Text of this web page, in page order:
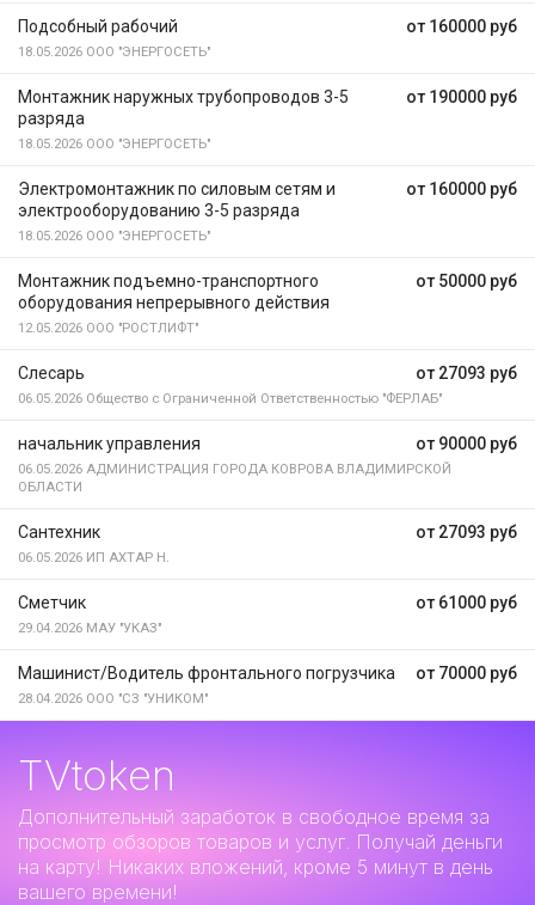
от 160000 руб
Подсобный рабочий
18.05.2026 ООО "ЭНЕРГОСЕТЬ"
от 190000 руб
Монтажник наружных трубопроводов 3-5
разряда
18.05.2026 ООО "ЭНЕРГОСЕТЬ"
от 160000 руб
Электромонтажник по силовым сетям и
электрооборудованию 3-5 разряда
18.05.2026 ООО "ЭНЕРГОСЕТЬ"
от 50000 руб
Монтажник подъемно-транспортного
оборудования непрерывного действия
12.05.2026 ООО "РОСТЛИФТ"
от 27093 руб
Слесарь
06.05.2026 Общество с Ограниченной Ответственностью "ФЕРЛАБ"
от 90000 руб
начальник управления
06.05.2026 АДМИНИСТРАЦИЯ ГОРОДА КОВРОВА ВЛАДИМИРСКОЙ
ОБЛАСТИ
от 27093 руб
Сантехник
06.05.2026 ИП АХТАР Н.
от 61000 руб
Сметчик
29.04.2026 МАУ "УКАЗ"
от 70000 руб
Машинист/Водитель фронтального погрузчика
28.04.2026 ООО "СЗ "УНИКОМ"
TVtoken
Дополнительный заработок в свободное время за
просмотр обзоров товаров и услуг. Получай деньги
на карту! Никаких вложений, кроме 5 минут в день
вашего времени!